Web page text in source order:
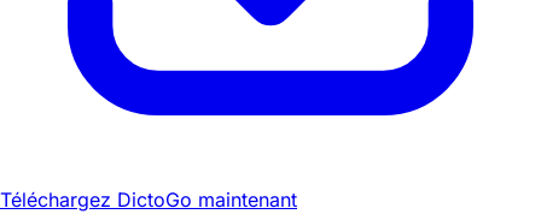
Téléchargez DictoGo maintenant